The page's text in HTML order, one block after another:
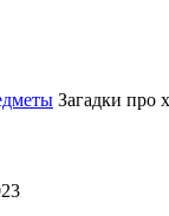
Загадки про